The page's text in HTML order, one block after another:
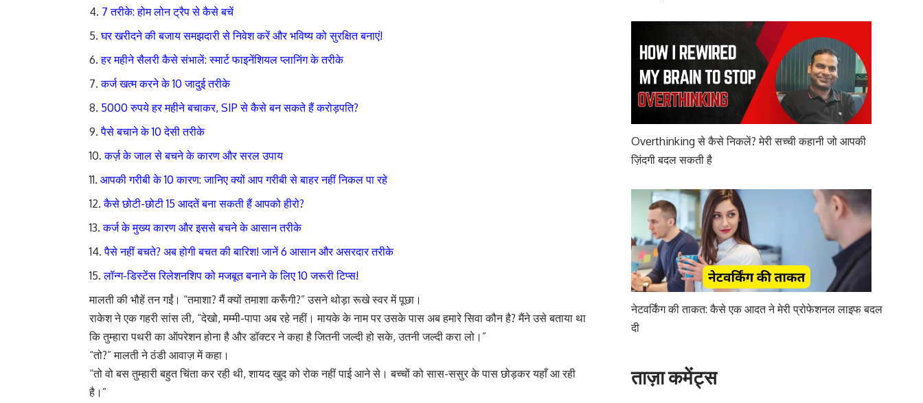
7 तरीके: होम लोन ट्रैप से कैसे बचें
घर खरीदने की बजाय समझदारी से निवेश करें और भविष्य को सुरक्षित बनाएं!
हर महीने सैलरी कैसे संभालें: स्मार्ट फाइनेंशियल प्लानिंग के तरीके
कर्ज खत्म करने के 10 जादुई तरीके
5000 रुपये हर महीने बचाकर, SIP से कैसे बन सकते हैं करोड़पति?
पैसे बचाने के 10 देसी तरीके
कर्ज़ के जाल से बचने के कारण और सरल उपाय
आपकी गरीबी के 10 कारण: जानिए क्यों आप गरीबी से बाहर नहीं निकल पा रहे
कैसे छोटी-छोटी 15 आदतें बना सकती हैं आपको हीरो?
कर्ज के मुख्य कारण और इससे बचने के आसान तरीके
पैसे नहीं बचते? अब होगी बचत की बारिश! जानें 6 आसान और असरदार तरीके
लॉन्ग-डिस्टेंस रिलेशनशिप को मजबूत बनाने के लिए 10 जरूरी टिप्स!
मालती की भौहें तन गईं। “तमाशा? मैं क्यों तमाशा करूँगी?” उसने थोड़ा रूखे स्वर में पूछा।
राकेश ने एक गहरी सांस ली, “देखो, मम्मी-पापा अब रहे नहीं। मायके के नाम पर उसके पास अब हमारे सिवा कौन है? मैंने उसे बताया था
कि तुम्हारा पथरी का ऑपरेशन होना है और डॉक्टर ने कहा है जितनी जल्दी हो सके, उतनी जल्दी करा लो।”
“तो?” मालती ने ठंडी आवाज़ में कहा।
“तो वो बस तुम्हारी बहुत चिंता कर रही थी, शायद खुद को रोक नहीं पाई आने से। बच्चों को सास-ससुर के पास छोड़कर यहाँ आ रही
है।”
Overthinking से कैसे निकलें? मेरी सच्ची कहानी जो आपकी
ज़िंदगी बदल सकती है
नेटवर्किंग की ताकत: कैसे एक आदत ने मेरी प्रोफेशनल लाइफ बदल
दी
ताज़ा कमेंट्स